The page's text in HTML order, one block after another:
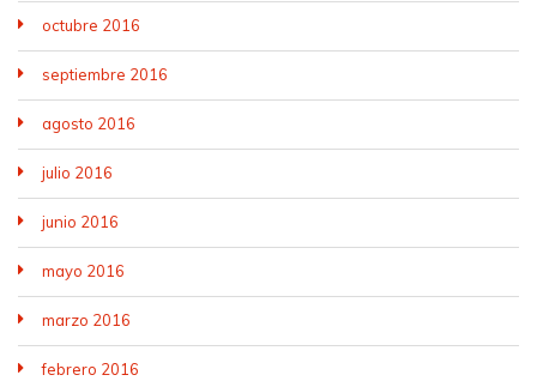
octubre 2016
septiembre 2016
agosto 2016
julio 2016
junio 2016
mayo 2016
marzo 2016
febrero 2016